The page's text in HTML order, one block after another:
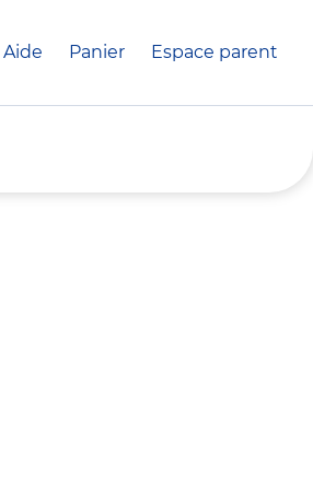
Aide Panier crèche(s)
Espace parent